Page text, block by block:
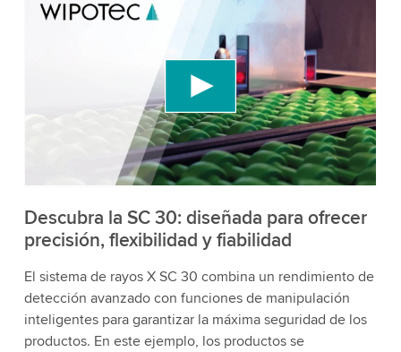
¡Necesitamos tu consentimiento para
cargar el servicio de video de YouTube!
Utilizamos un servicio de terceros para incrustar
contenido de video que puede recopilar datos
sobre tu actividad. Por favor, revisa los detalles y
acepta el servicio para ver este video.
Más información
Descubra la SC 30: diseñada para ofrecer
precisión, flexibilidad y fiabilidad
El sistema de rayos X SC 30 combina un rendimiento de
detección avanzado con funciones de manipulación
inteligentes para garantizar la máxima seguridad de los
productos. En este ejemplo, los productos se